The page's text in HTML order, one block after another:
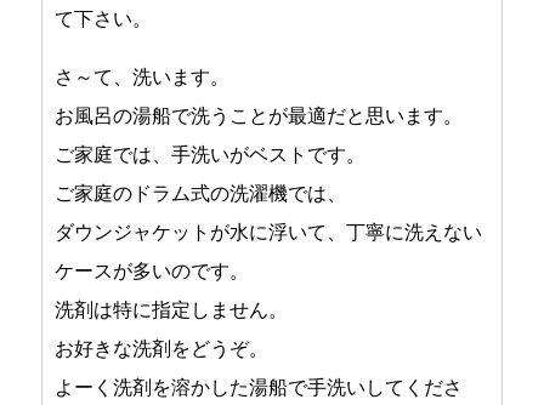
て下さい。
さ～て、洗います。
お風呂の湯船で洗うことが最適だと思います。
ご家庭では、手洗いがベストです。
ご家庭のドラム式の洗濯機では、
ダウンジャケットが水に浮いて、丁寧に洗えない
ケースが多いのです。
洗剤は特に指定しません。
お好きな洗剤をどうぞ。
よーく洗剤を溶かした湯船で手洗いしてくださ